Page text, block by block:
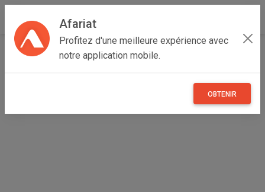
Afariat
Profitez d'une meilleure expérience avec
notre application mobile.
OBTENIR
Accueil Multimedia Grand Tunis